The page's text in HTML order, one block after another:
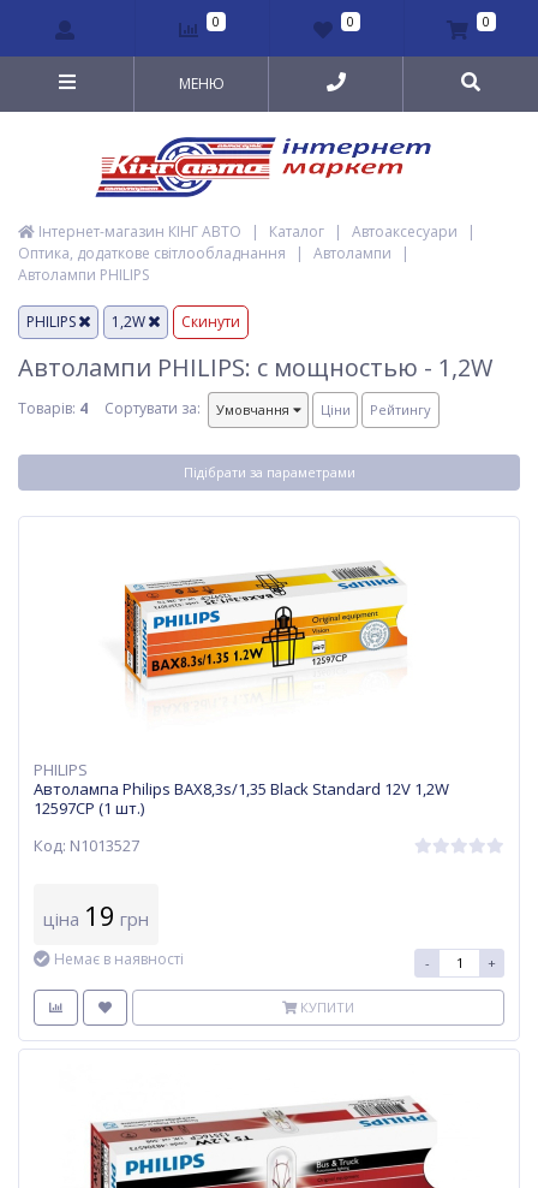
0 0 0
МЕНЮ
Інтернет-магазин КІНГ АВТО | Каталог | Автоаксесуари
|
Оптика, додаткове світлообладнання
| Автолампи
|
Автолампи PHILIPS
PHILIPS 1,2W Скинути
Автолампи PHILIPS: с мощностью - 1,2W
Товарів: 4 Сортувати за: Умовчання Ціни Рейтингу
Підібрати за параметрами
PHILIPS
Автолампа Philips BAX8,3s/1,35 Black Standard 12V 1,2W
12597CP (1 шт.)
Код: N1013527
ціна 19 грн
Немає в наявності - +
КУПИТИ